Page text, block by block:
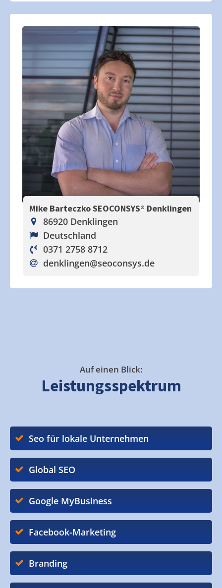
Mike Barteczko SEOCONSYS® Denklingen
86920 Denklingen
Deutschland
0371 2758 8712
denklingen@seoconsys.de
Auf einen Blick:
Leistungsspektrum
Seo für lokale Unternehmen
Global SEO
Google MyBusiness
Facebook-Marketing
Branding